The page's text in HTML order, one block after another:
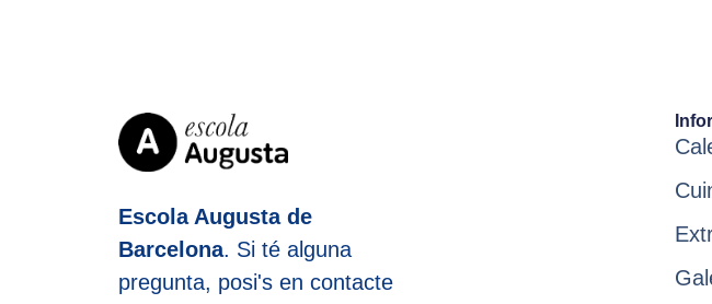
Escola Augusta de
Barcelona. Si té alguna
pregunta, posi's en contacte